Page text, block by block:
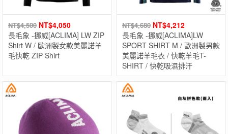
NT$4,500 NT$4,050
長毛象 -挪威[ACLIMA] LW ZIP
Shirt W / 歐洲製女款美麗諾羊
毛快乾 ZIP Shirt
NT$4,680 NT$4,212
長毛象 -挪威[ACLIMA]LW
SPORT SHIRT M / 歐洲製男款
美麗諾羊毛衣 / 快乾羊毛T-
SHIRT / 快乾吸濕排汗